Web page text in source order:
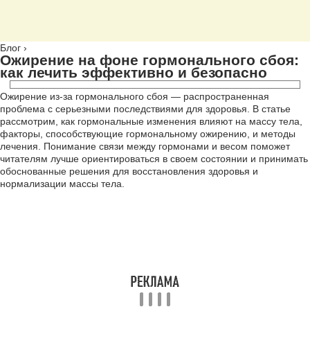
Блог ›
Ожирение на фоне гормонального сбоя:
как лечить эффективно и безопасно
Ожирение из-за гормонального сбоя — распространенная
проблема с серьезными последствиями для здоровья. В статье
рассмотрим, как гормональные изменения влияют на массу тела,
факторы, способствующие гормональному ожирению, и методы
лечения. Понимание связи между гормонами и весом поможет
читателям лучше ориентироваться в своем состоянии и принимать
обоснованные решения для восстановления здоровья и
нормализации массы тела.